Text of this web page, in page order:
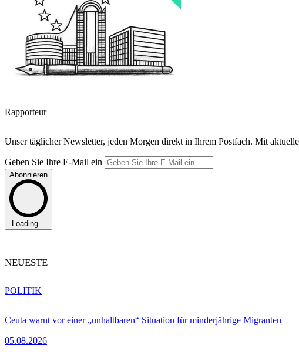
Rapporteur
Unser täglicher Newsletter, jeden Morgen direkt in Ihrem Postfach. Mit
Geben Sie Ihre E-Mail ein
Abonnieren
Loading...
NEUESTE
Ceuta warnt vor einer „unhaltbaren“ Situation für minderjährige Migranten
05.08.2026
POLITIK